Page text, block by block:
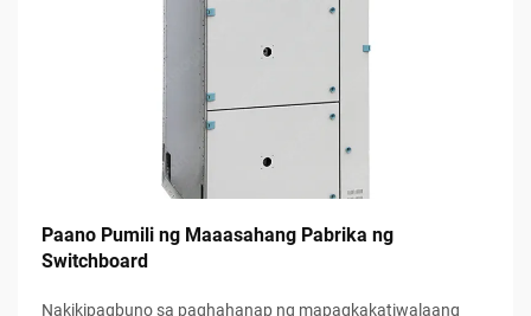
Paano Pumili ng Maaasahang Pabrika ng
Switchboard
Nakikipagbuno sa paghahanap ng mapagkakatiwalaang